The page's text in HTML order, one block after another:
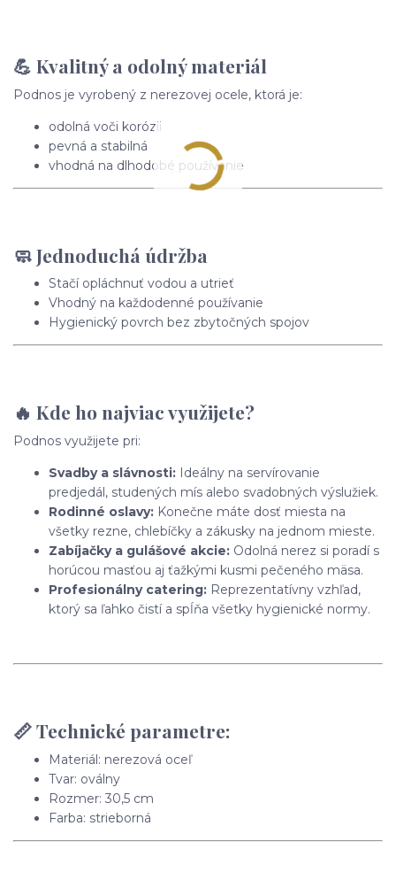
💪 Kvalitný a odolný materiál
Podnos je vyrobený z nerezovej ocele, ktorá je:
odolná voči korózii
pevná a stabilná
vhodná na dlhodobé používanie
🧼 Jednoduchá údržba
Stačí opláchnuť vodou a utrieť
Vhodný na každodenné používanie
Hygienický povrch bez zbytočných spojov
🔥 Kde ho najviac využijete?
Podnos využijete pri:
Svadby a slávnosti: Ideálny na servírovanie
predjedál, studených mís alebo svadobných výslužiek.
Rodinné oslavy: Konečne máte dosť miesta na
všetky rezne, chlebíčky a zákusky na jednom mieste.
Zabíjačky a gulášové akcie: Odolná nerez si poradí s
horúcou masťou aj ťažkými kusmi pečeného mäsa.
Profesionálny catering: Reprezentatívny vzhľad,
ktorý sa ľahko čistí a spĺňa všetky hygienické normy.
📏 Technické parametre:
Materiál: nerezová oceľ
Tvar: oválny
Rozmer: 30,5 cm
Farba: strieborná